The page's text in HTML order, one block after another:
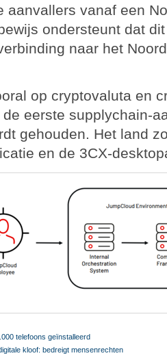
aanvallers vanaf een
ondersteunt dat
naar het
op cryptovaluta en
eerste supplychain-
gehouden. Het land
en de 3CX-
telefoons geïnstalleerd
kloof: bedreigt mensenrechten